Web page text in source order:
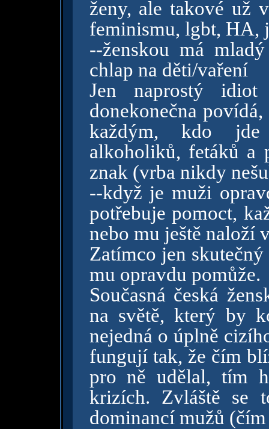
ženy, ale takové už
feminismu, lgbt, HA,
--ženskou má
chlap na děti/vaření
Jen naprostý
donekonečna
každým, kdo jde
alkoholiků, fetáků a
znak (vrba nikdy
--když je muži
potřebuje pomoct,
nebo mu ještě naloží
Zatímco jen
mu opravdu pomůže.
Současná česká
na světě, který by
nejedná o úplně
fungují tak, že čím
pro ně udělal, tím
krizích. Zvláště se
dominancí mužů